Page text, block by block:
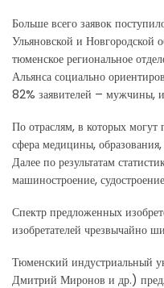
Больше всего заявок
Ульяновской и Новгородской
тюменское региональное
Альянса социально
82% заявителей – мужчины,
По отраслям, в которых могут
сфера медицины, образования,
Далее по результатам
машиностроение,
Спектр предложенных
изобретателей чрезвычайно
Тюменский индустриальный
Дмитрий Миронов и др.)